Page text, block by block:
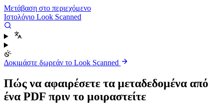
Μετάβαση στο περιεχόμενο
Ιστολόγιο Look Scanned
Δοκιμάστε δωρεάν το Look Scanned
Πώς να αφαιρέσετε τα μεταδεδομένα από
ένα PDF πριν το μοιραστείτε